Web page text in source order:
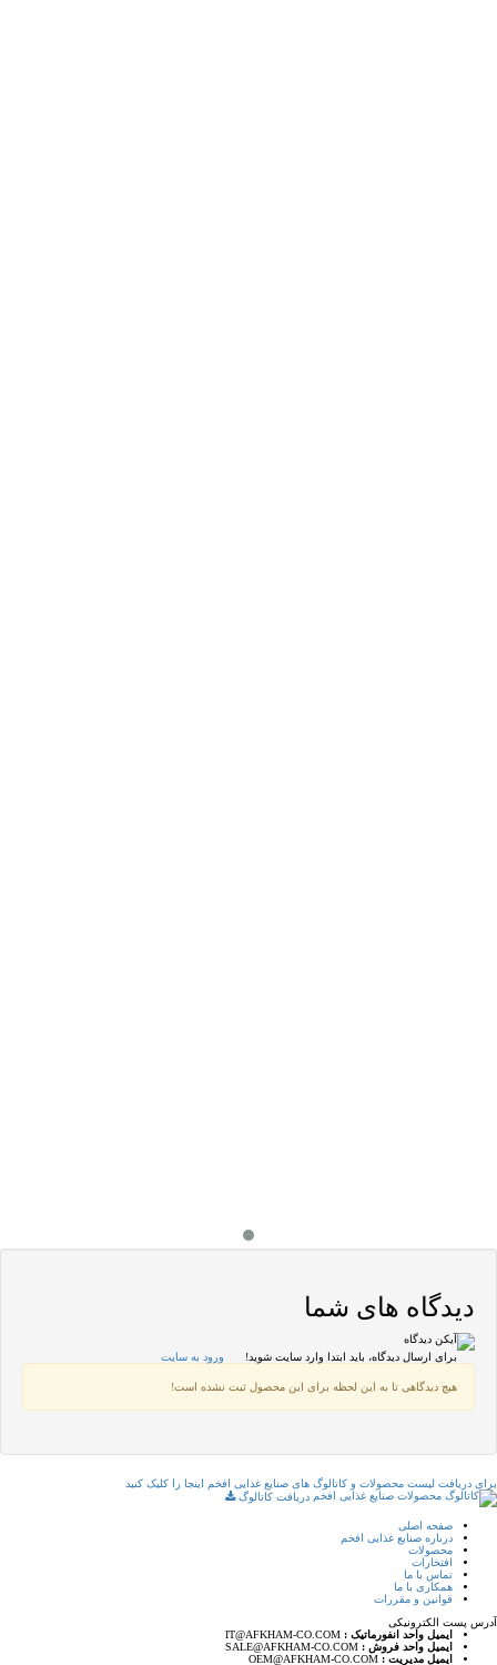
دیدگاه های شما
برای ارسال دیدگاه، باید ابتدا وارد سایت شوید! ورود به سایت
هیچ دیدگاهی تا به این لحظه برای این محصول ثبت نشده است!
برای دریافت لیست محصولات و کاتالوگ های صنایع غذایی افخم اینجا را کلیک کنید
دریافت کاتالوگ
صفحه اصلی
درباره صنایع غذایی افخم
محصولات
افتخارات
تماس با ما
همکاری با ما
قوانین و مقررات
آدرس پست الکترونیکی
ايميل واحد انفورماتيک : IT@AFKHAM-CO.COM
ايميل واحد فروش : SALE@AFKHAM-CO.COM
ايميل مديريت : OEM@AFKHAM-CO.COM